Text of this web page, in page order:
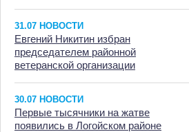
31.07 НОВОСТИ
Евгений Никитин избран
председателем районной
ветеранской организации
30.07 НОВОСТИ
Первые тысячники на жатве
появились в Логойском районе